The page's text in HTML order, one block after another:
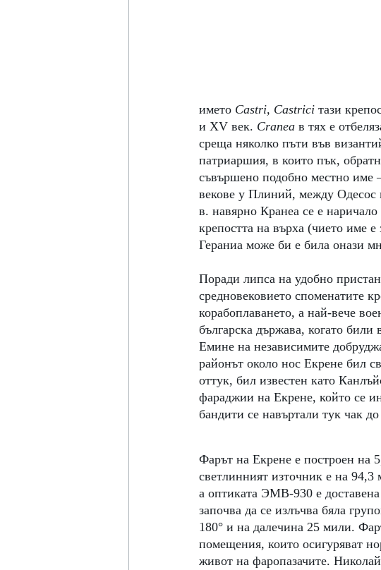
името Castri, Castrici тази
и XV век. Cranea в тях е
среща няколко пъти във
патриаршия, в които пък,
съвършено подобно местно
векове у Плиний, между
в. навярно Кранеа се е
крепостта на върха (чието име
Гераниа може би е била онази
Поради липса на удобно
средновековието споменатите
корабоплаването, а най-вече
българска държава, когато
Емине на независимите
районът около нос Екрене бил
оттук, бил известен като
фараджии на Екрене, който се
бандити се навъртали тук чак
Фарът на Екрене е построен на
светлинният източник е на 94,3
а оптиката ЭМВ-930 е
започва да се излъчва бяла
180° и на далечина 25 мили.
помещения, които осигуряват
живот на фаропазачите.